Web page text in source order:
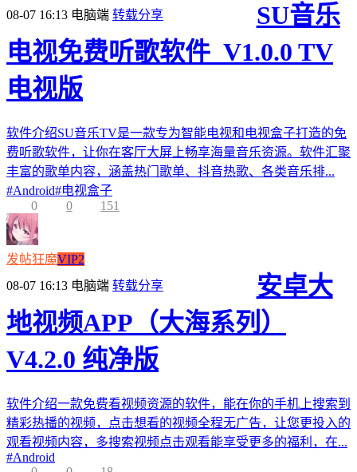
08-07 16:13 电脑端 转载分享
SU音乐
电视免费听歌软件_V1.0.0 TV
电视版
软件介绍SU音乐TV是一款专为智能电视和电视盒子打造的免
费听歌软件，让你在客厅大屏上畅享海量音乐资源。软件汇聚
丰富的歌单内容，涵盖热门歌单、抖音热歌、各类音乐排...
#Android#电视盒子
0
0 151
发帖狂魔VIP2
08-07 16:13 电脑端 转载分享
安卓大
地视频APP（大海系列）
V4.2.0 纯净版
软件介绍一款免费看视频资源的软件，能在你的手机上搜索到
精彩热播的视频，点击想看的视频全程无广告，让您更投入的
观看视频内容，多搜索视频点击观看能享受更多的福利，在...
#Android